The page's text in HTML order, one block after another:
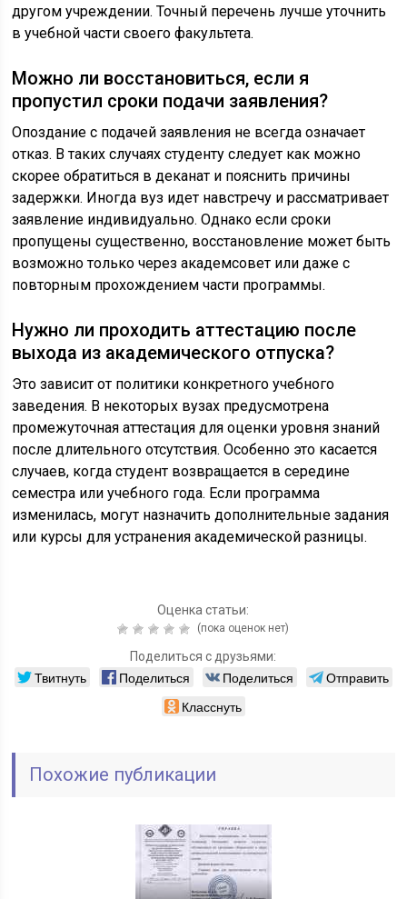
другом учреждении. Точный перечень лучше уточнить
в учебной части своего факультета.
Можно ли восстановиться, если я
пропустил сроки подачи заявления?
Опоздание с подачей заявления не всегда означает
отказ. В таких случаях студенту следует как можно
скорее обратиться в деканат и пояснить причины
задержки. Иногда вуз идет навстречу и рассматривает
заявление индивидуально. Однако если сроки
пропущены существенно, восстановление может быть
возможно только через академсовет или даже с
повторным прохождением части программы.
Нужно ли проходить аттестацию после
выхода из академического отпуска?
Это зависит от политики конкретного учебного
заведения. В некоторых вузах предусмотрена
промежуточная аттестация для оценки уровня знаний
после длительного отсутствия. Особенно это касается
случаев, когда студент возвращается в середине
семестра или учебного года. Если программа
изменилась, могут назначить дополнительные задания
или курсы для устранения академической разницы.
Оценка статьи:
(пока оценок нет)
Поделиться с друзьями:
Твитнуть Поделиться Поделиться
Отправить
Класснуть
Похожие публикации